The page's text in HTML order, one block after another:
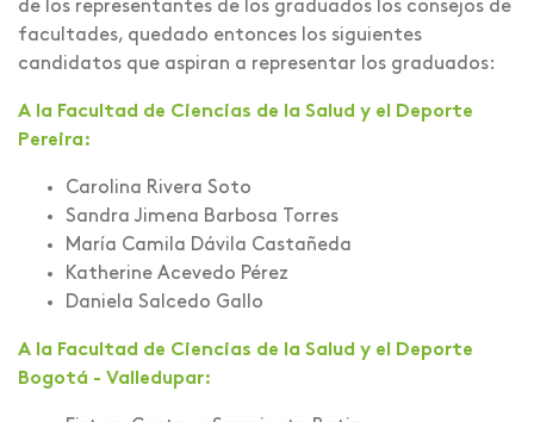
de los representantes de los graduados los consejos de
facultades, quedado entonces los siguientes
candidatos que aspiran a representar los graduados:
A la Facultad de Ciencias de la Salud y el Deporte
Pereira:
Carolina Rivera Soto
Sandra Jimena Barbosa Torres
María Camila Dávila Castañeda
Katherine Acevedo Pérez
Daniela Salcedo Gallo
A la Facultad de Ciencias de la Salud y el Deporte
Bogotá - Valledupar: